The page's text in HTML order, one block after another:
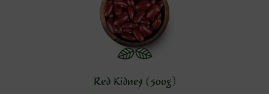
Red Kidney (500g)